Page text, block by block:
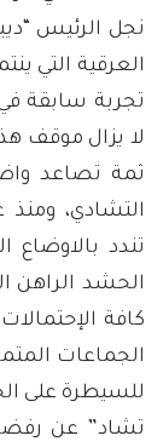
نجل الرئيس
العرقية التي
تجربة سابقة
لا يزال موقف
ثمة تصاعد
تندد بالاوضاع
الحشد الراهن
كافة
الجماعات
للسيطرة على
تشاد” عن